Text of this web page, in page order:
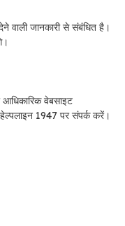
वाली जानकारी से संबंधित है।
आधिकारिक वेबसाइट
1947 पर संपर्क करें।